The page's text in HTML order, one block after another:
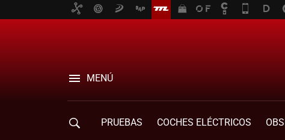
MENÚ
PRUEBAS COCHES ELÉCTRICOS